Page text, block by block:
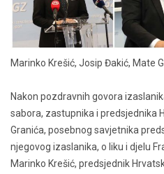
Marinko Krešić, Josip Đakić, Mate
Nakon pozdravnih govora
sabora, zastupnika i predsjednika
Granića, posebnog savjetnika
njegovog izaslanika, o liku i djelu
Marinko Krešić, predsjednik